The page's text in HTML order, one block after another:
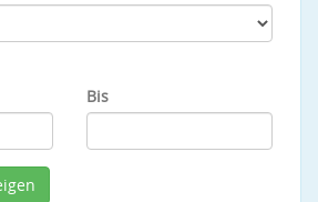
Bis